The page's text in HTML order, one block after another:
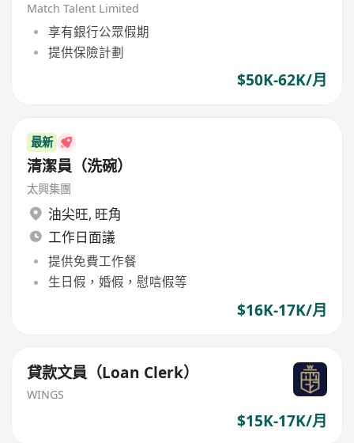
Match Talent Limited
享有銀行公眾假期
提供保險計劃
$50K-62K/月
最新
清潔員（洗碗）
太興集團
油尖旺, 旺角
工作日面議
提供免費工作餐
生日假，婚假，慰唁假等
$16K-17K/月
貸款文員（Loan Clerk）
WINGS
$15K-17K/月